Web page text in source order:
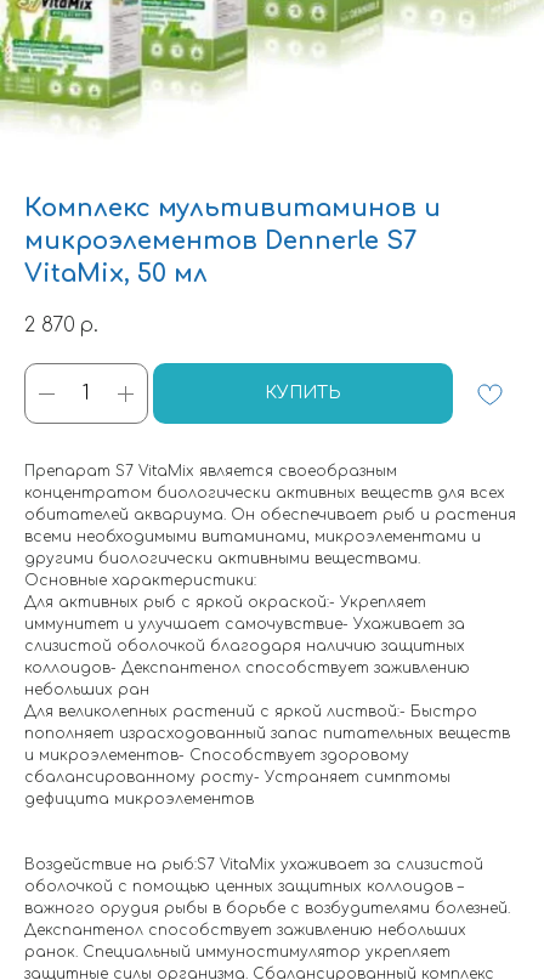
Комплекс мультивитаминов и
микроэлементов Dennerle S7
VitaMix, 50 мл
2 870 р.
КУПИТЬ
Препарат S7 VitaMix является своеобразным
концентратом биологически активных веществ для всех
обитателей аквариума. Он обеспечивает рыб и растения
всеми необходимыми витаминами, микроэлементами и
другими биологически активными веществами.
Основные характеристики:
Для активных рыб с яркой окраской:- Укрепляет
иммунитет и улучшает самочувствие- Ухаживает за
слизистой оболочкой благодаря наличию защитных
коллоидов- Декспантенол способствует заживлению
небольших ран
Для великолепных растений с яркой листвой:- Быстро
пополняет израсходованный запас питательных веществ
и микроэлементов- Способствует здоровому
сбалансированному росту- Устраняет симптомы
дефицита микроэлементов
Воздействие на рыб:S7 VitaMix ухаживает за слизистой
оболочкой с помощью ценных защитных коллоидов –
важного орудия рыбы в борьбе с возбудителями болезней.
Декспантенол способствует заживлению небольших
ранок. Специальный иммуностимулятор укрепляет
защитные силы организма. Сбалансированный комплекс